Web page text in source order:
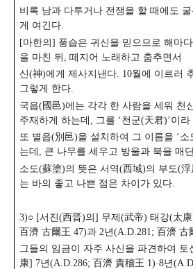
비록 남과 다투거나 전쟁을 할 때에도
게 여긴다.
[마한의] 풍습은 귀신을 믿으므로 해마
을 마친 뒤, 떼지어 노래하고 춤추면서
신(神)에게 제사지낸다. 10월에 이르러
그렇게 한다.
국읍(國邑)에는 각각 한 사람을 세워 천
주재하게 하는데, 그를 ‘천군(天君)’이라
또 별읍(別邑)을 설치하여 그 이름을 ‘소
는데, 큰 나무를 세우고 방울과 북을 매
소도(蘇塗)의 뜻은 서역(西域)의 부도(
는 바의 좋고 나쁜 점은 차이가 있다.
3)○ [서진(西晋)의] 무제(武帝) 태강(太
百濟 古爾王 47)과 2년(A.D.281; 百濟 古
그들의 임금이 자주 사신을 파견하여 토
康] 7년(A.D.286; 百濟 責稽王 1)·8년